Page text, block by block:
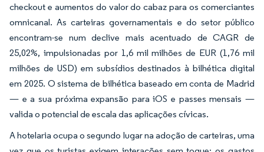
checkout e aumentos do valor do cabaz para os comerciantes
omnicanal. As carteiras governamentais e do setor público
encontram-se num declive mais acentuado de CAGR de
25,02%, impulsionadas por 1,6 mil milhões de EUR (1,76 mil
milhões de USD) em subsídios destinados à bilhética digital
em 2025. O sistema de bilhética baseado em conta de Madrid
— e a sua próxima expansão para iOS e passes mensais —
valida o potencial de escala das aplicações cívicas.
A hotelaria ocupa o segundo lugar na adoção de carteiras, uma